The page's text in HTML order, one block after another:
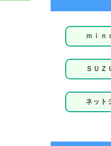
ｍｉ
ＳＵＺ
ネット